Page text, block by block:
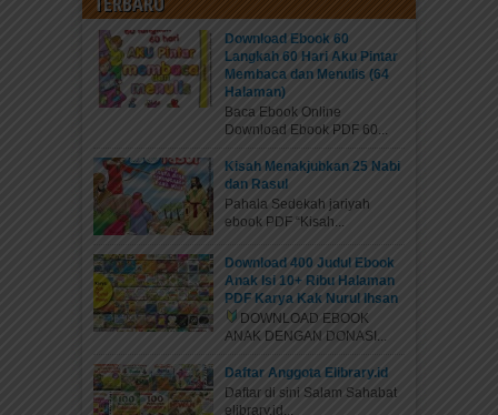
Download Ebook 60
Langkah 60 Hari Aku Pintar
Membaca dan Menulis (64
Halaman)
Baca Ebook Online
Download Ebook PDF 60...
Kisah Menakjubkan 25 Nabi
dan Rasul
Pahala Sedekah jariyah
ebook PDF “Kisah...
Download 400 Judul Ebook
Anak Isi 10+ Ribu Halaman
PDF Karya Kak Nurul Ihsan
DOWNLOAD EBOOK
ANAK DENGAN DONASI...
Daftar Anggota Elibrary.id
Daftar di sini Salam Sahabat
elibrary.id...